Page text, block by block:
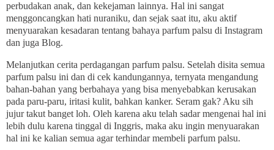
perbudakan anak, dan kekejaman lainnya. Hal ini sangat
menggoncangkan hati nuraniku, dan sejak saat itu, aku aktif
menyuarakan kesadaran tentang bahaya parfum palsu di Instagram
dan juga Blog.
Melanjutkan cerita perdagangan parfum palsu. Setelah disita semua
parfum palsu ini dan di cek kandungannya, ternyata mengandung
bahan-bahan yang berbahaya yang bisa menyebabkan kerusakan
pada paru-paru, iritasi kulit, bahkan kanker. Seram gak? Aku sih
jujur takut banget loh. Oleh karena aku telah sadar mengenai hal ini
lebih dulu karena tinggal di Inggris, maka aku ingin menyuarakan
hal ini ke kalian semua agar terhindar membeli parfum palsu.